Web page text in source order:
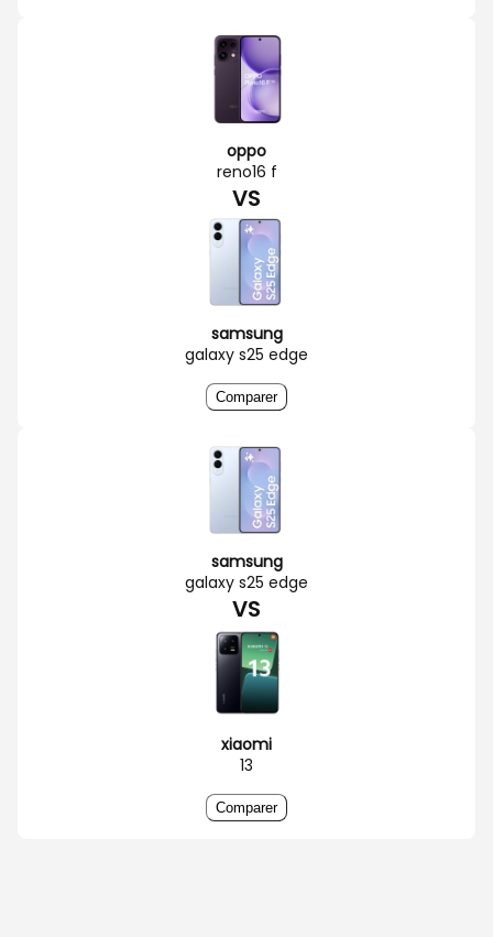
oppo
reno16 f
VS
samsung
galaxy s25 edge
Comparer
samsung
galaxy s25 edge
VS
xiaomi
13
Comparer